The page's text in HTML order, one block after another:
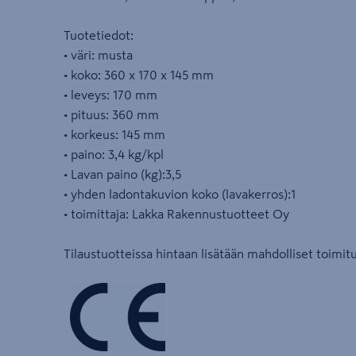
Tuotetiedot:
• väri: musta
• koko: 360 x 170 x 145 mm
• leveys: 170 mm
• pituus: 360 mm
• korkeus: 145 mm
• paino: 3,4 kg/kpl
• Lavan paino (kg):3,5
• yhden ladontakuvion koko (lavakerros):1
• toimittaja: Lakka Rakennustuotteet Oy
Tilaustuotteissa hintaan lisätään mahdolliset